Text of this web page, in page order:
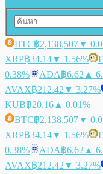
BTC฿2,138,507▼
XRP฿34.14▼ 1.56%
0.38%
ADA฿6.62 ▲
AVAX฿212.42 ▼ 3.27%
KUB฿20.16 ▲ 0.01%
BTC฿2,138,507▼
XRP฿34.14▼ 1.56%
0.38%
ADA฿6.62 ▲
AVAX฿212.42 ▼ 3.27%